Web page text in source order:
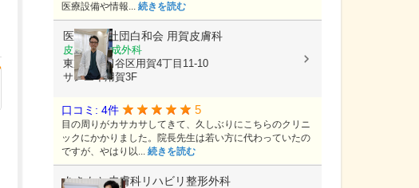
医療設備や情報... 続きを読む
医療法人社団白和会 用賀皮膚科
皮膚科, 形成外科
東京都世田谷区用賀4丁目11-10
サンエイ用賀3F
口コミ: 4件 5
目の周りがカサカサしてきて、久しぶりにこちらのクリニ
ックにかかりました。院長先生は若い方に代わっていたの
ですが、やはり以... 続きを読む
あきもと皮膚科リハビリ整形外科